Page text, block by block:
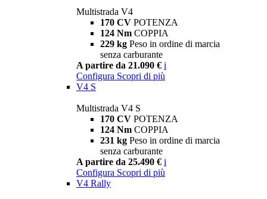
Multistrada V4
170 CV POTENZA
124 Nm COPPIA
229 kg Peso in ordine di marcia
senza carburante
A partire da 21.090 € i
Configura Scopri di più
V4 S
Multistrada V4 S
170 CV POTENZA
124 Nm COPPIA
231 kg Peso in ordine di marcia
senza carburante
A partire da 25.490 € i
Configura Scopri di più
V4 Rally